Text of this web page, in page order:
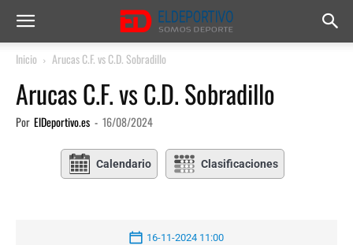
Inicio Arucas C.F. vs C.D. Sobradillo
Arucas C.F. vs C.D. Sobradillo
Por ElDeportivo.es - 16/08/2024
Calendario Clasificaciones
16-11-2024 11:00